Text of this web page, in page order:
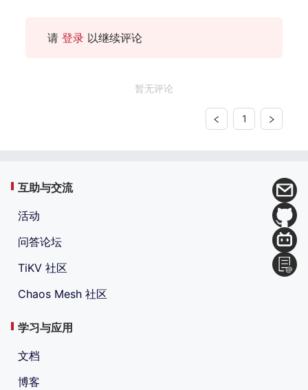
请 登录 以继续评论
暂无评论
1
互助与交流
活动
问答论坛
TiKV 社区
Chaos Mesh 社区
学习与应用
文档
博客